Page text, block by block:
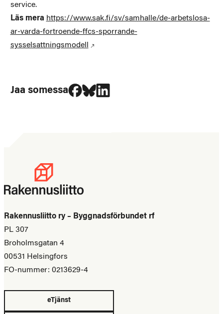
service.
Läs mera https://www.sak.fi/sv/samhalle/de-arbetslosa-
ar-varda-fortroende-ffcs-sporrande-
sysselsattningsmodell
Jaa somessa
Jaa Facebookissa
Jaa Blueskyssa
Jaa LinkedIn:ssä
Rakennusliitto ry – Byggnadsförbundet rf
PL 307
Broholmsgatan 4
00531 Helsingfors
FO-nummer: 0213629-4
eTjänst